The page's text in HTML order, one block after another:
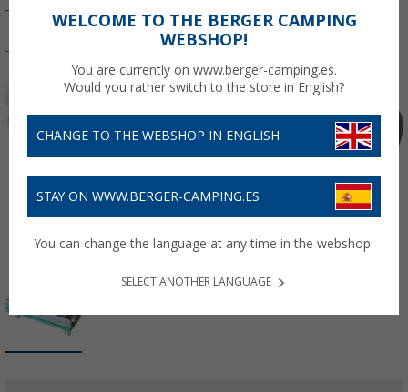
-8%
WELCOME TO THE BERGER CAMPING
WEBSHOP!
You are currently on www.berger-camping.es.
Would you rather switch to the store in English?
CHANGE TO THE WEBSHOP IN ENGLISH
STAY ON WWW.BERGER-CAMPING.ES
You can change the language at any time in the webshop.
SELECT ANOTHER LANGUAGE